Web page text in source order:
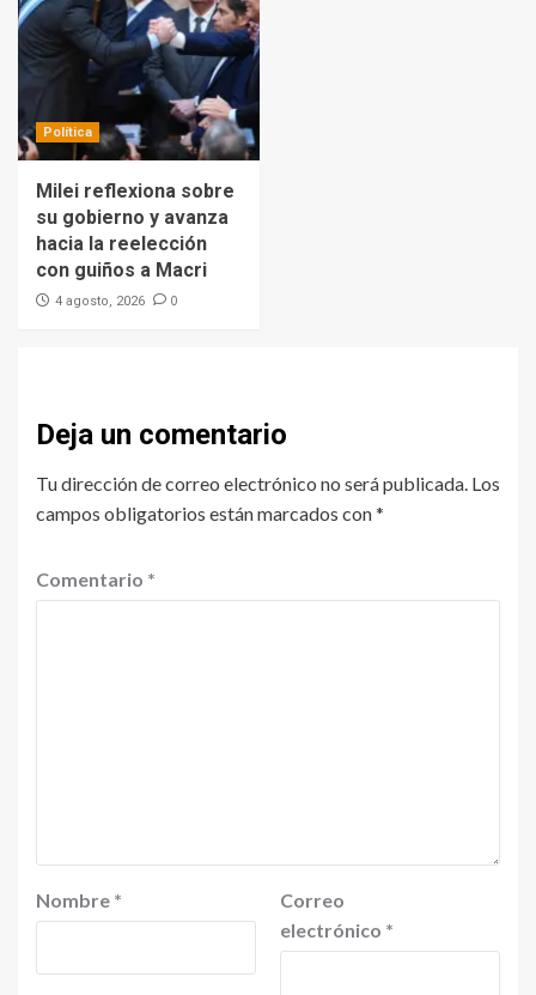
Política
Milei reflexiona sobre
su gobierno y avanza
hacia la reelección
con guiños a Macri
4 agosto, 2026 0
Deja un comentario
Tu dirección de correo electrónico no será publicada. Los
campos obligatorios están marcados con*
Comentario *
Nombre *
Correo
electrónico *